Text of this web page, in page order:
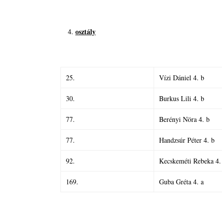
osztály
25. Vízi Dániel 4. b
30. Burkus Lili 4. b
77. Berényi Nöra 4. b
77. Handzsúr Péter 4. b
92. Kecskeméti Rebeka
169. Guba Gréta 4. a